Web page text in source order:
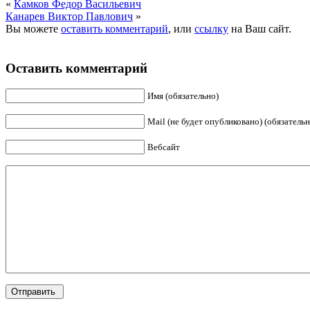
« Камков Федор Васильевич
Канарев Виктор Павлович »
Вы можете оставить комментарий, или ссылку на Ваш сайт.
Оставить комментарий
Имя (обязательно)
Mail (не будет опубликовано)
Вебсайт